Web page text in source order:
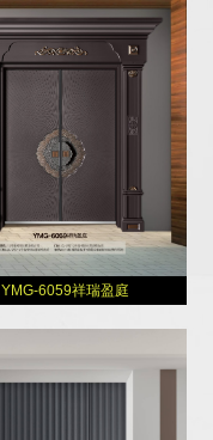
YMG-6059祥瑞盈庭